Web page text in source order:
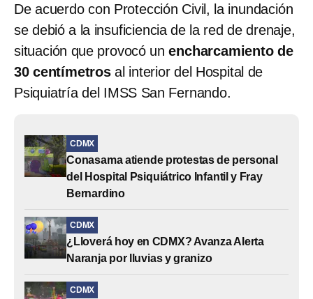
De acuerdo con Protección Civil, la inundación
se debió a la insuficiencia de la red de drenaje,
situación que provocó unencharcamiento de
30 centímetrosal interior del Hospital de
Psiquiatría del IMSS San Fernando.
CDMX
Conasama atiende protestas de personal
del Hospital Psiquiátrico Infantil y Fray
Bernardino
CDMX
¿Lloverá hoy en CDMX? Avanza Alerta
Naranja por lluvias y granizo
CDMX